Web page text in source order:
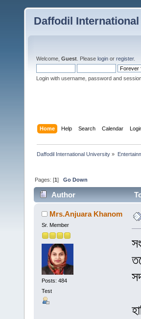
Daffodil
Welcome, Guest . Please login or register.
Login with username, password and
Home Help Search Calendar
Daffodil International University »
Pages: [1]Go Down
Author
Mrs.Anjuara Khanom
Sr. Member
Posts: 484
Test